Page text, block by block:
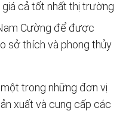
cả tốt nhất thị trường
Cường để được
sở thích và phong thủy
một trong những đơn vị
xuất và cung cấp các